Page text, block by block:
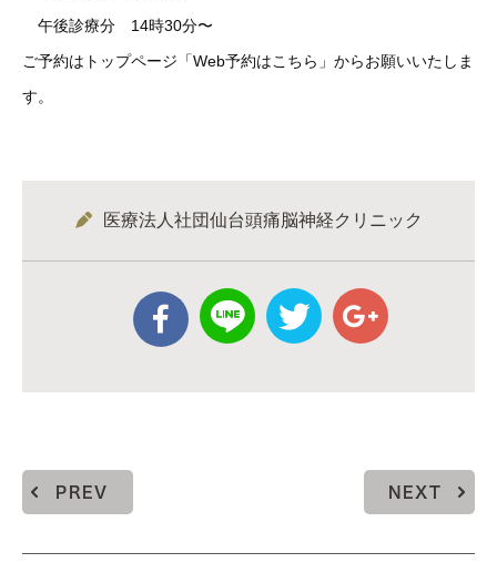
午後診療分 14時30分〜
ご予約はトップページ「Web予約はこちら」からお願いいたしま
す。
医療法人社団仙台頭痛脳神経クリニック
PREV NEXT